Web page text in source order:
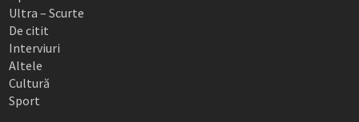
Ultra – Scurte
De citit
Interviuri
Altele
Cultură
Sport